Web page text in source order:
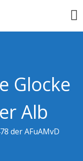
Glocke
Alb
der AFuAMvD